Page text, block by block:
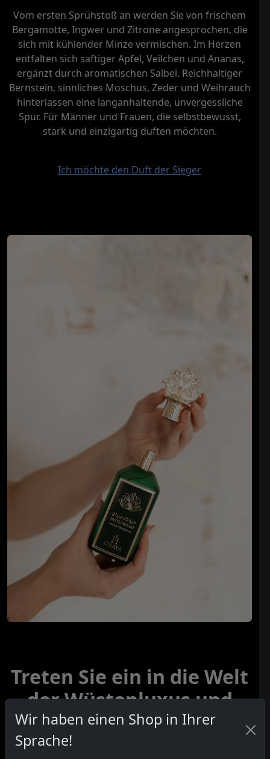
Vom ersten Sprühstoß an werden Sie von frischem
Bergamotte, Ingwer und Zitrone angesprochen, die
sich mit kühlender Minze vermischen. Im Herzen
entfalten sich saftiger Apfel, Veilchen und Ananas,
ergänzt durch aromatischen Salbei. Reichhaltiger
Bernstein, sinnliches Moschus, Zeder und Weihrauch
hinterlassen eine langanhaltende, unvergessliche
Spur. Für Männer und Frauen, die selbstbewusst,
stark und einzigartig duften möchten.
Ich möchte den Duft der Sieger
Treten Sie ein in die Welt
der Wüstenluxus und
Geheimnisse
Mystic Mirage vereint spritzigen Grapefruit und
Wir haben einen Shop in Ihrer
Sprache!